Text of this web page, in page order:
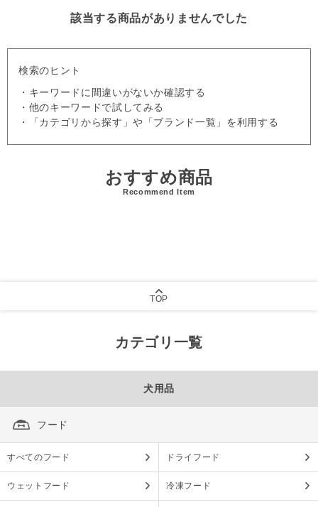
該当する商品がありませんでした
検索のヒント
・キーワードに間違いがないか確認する
・他のキーワードで試してみる
・「カテゴリから探す」や「ブランド一覧」を利用する
おすすめ商品
Recommend Item
TOP
カテゴリ一覧
犬用品
フード
すべてのフード ドライフード
ウェットフード 冷凍フード